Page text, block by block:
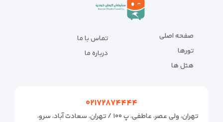
صفحه اصلی
تورها
هتل ها
تماس با ما
درباره ما
۰۲۱۷۲۸۷۴۴۴۴
تهران، ولی عصر، عاطفی، پ ۱۰۰ / تهران، سعادت آباد، سرو،